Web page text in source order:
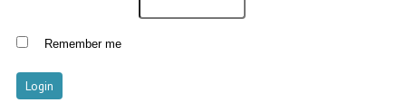
Remember me